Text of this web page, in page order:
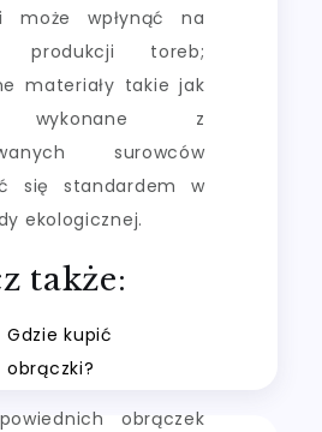
może wpłynąć na
produkcji toreb;
materiały takie jak
wykonane z
surowców
się standardem w
ekologicznej.
także:
Gdzie kupić
obrączki?
obrączek